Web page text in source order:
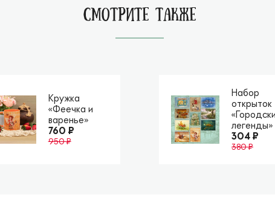
СМОТРИТЕ ТАКЖЕ
Кружка
«Феечка и
варенье»
760 ₽
950 ₽
Набор
открыток
легенды»
304 ₽
380 ₽